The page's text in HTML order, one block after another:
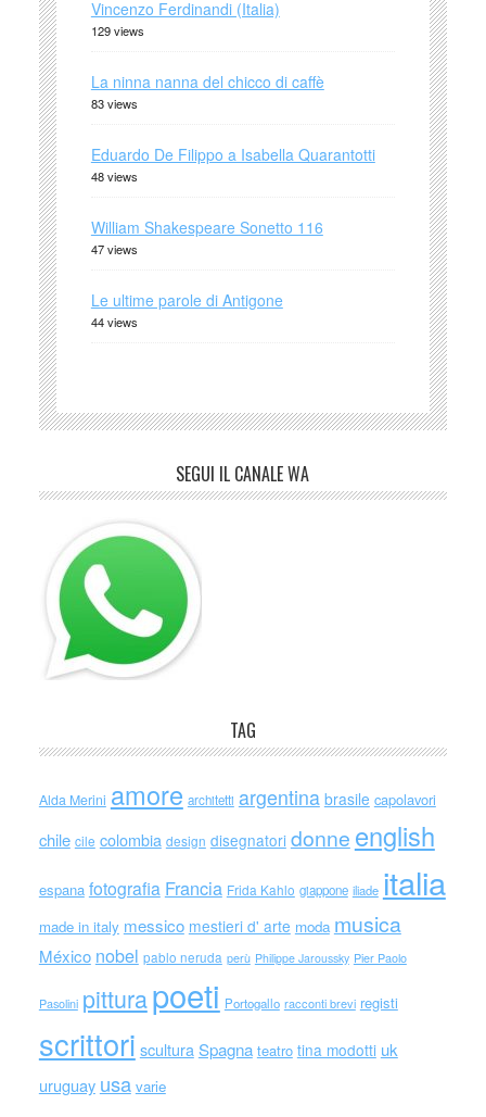
Vincenzo Ferdinandi (Italia)
129 views
La ninna nanna del chicco di caffè
83 views
Eduardo De Filippo a Isabella Quarantotti
48 views
William Shakespeare Sonetto 116
47 views
Le ultime parole di Antigone
44 views
SEGUI IL CANALE WA
TAG
Alda Merini amore architetti argentina brasile capolavori
chile cile colombia design disegnatori donne english
espana fotografia Francia Frida Kahlo giappone iliade italia
made in italy messico mestieri d' arte moda musica
México nobel pablo neruda perù Philippe Jaroussky Pier Paolo
Pasolini pitturapoeti Portogallo racconti brevi registi
scrittori scultura Spagna teatro tina modotti uk
uruguay usa varie